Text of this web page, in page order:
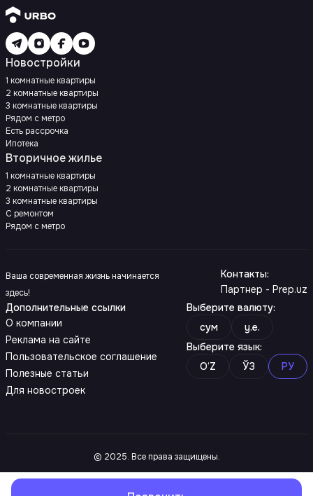
Новостройки
1 комнатные квартиры
2 комнатные квартиры
3 комнатные квартиры
Рядом с метро
Есть рассрочка
Ипотека
Вторичное жилье
1 комнатные квартиры
2 комнатные квартиры
3 комнатные квартиры
С ремонтом
Рядом с метро
Ваша современная жизнь начинается
здесь!
Контакты:
Партнер - Prep.uz
Дополнительные ссылки
О компании
Реклама на сайте
Пользовательское соглашение
Полезные статьи
Для новостроек
Выберите валюту:
сум
y.e.
Выберите язык:
O‘Z
ЎЗ РУ
© 2025. Все права защищены.